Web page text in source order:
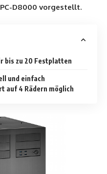
D8000 vorgestellt.
bis zu 20 Festplatten
und einfach
auf 4 Rädern möglich